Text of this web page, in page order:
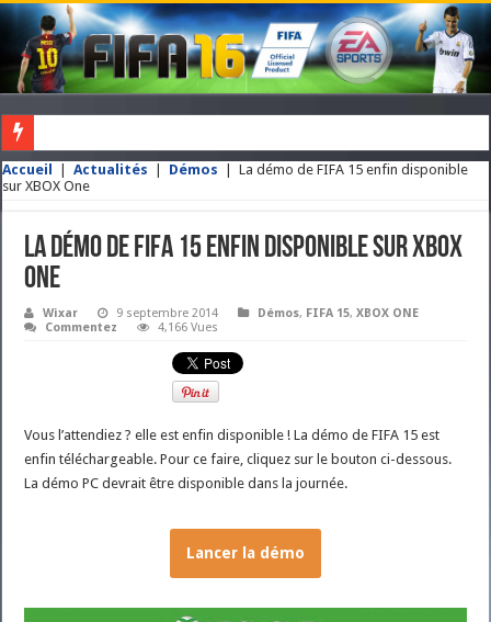
VOUS NE POSSEDEZ PAS ENCORE FIFA ? CLIQUEZ ICI POUR
Accueil Actualités Démos
La démo de FIFA 15 enfin disponible
sur XBOX One
La démo de FIFA 15 enfin disponible sur XBOX
One
Wixar 9 septembre 2014 Démos, FIFA 15,XBOX ONE
Commentez
4,166 Vues
Vous l’attendiez ? elle est enfin disponible ! La démo de FIFA 15 est
enfin téléchargeable. Pour ce faire, cliquez sur le bouton ci-dessous.
La démo PC devrait être disponible dans la journée.
Lancer la démo